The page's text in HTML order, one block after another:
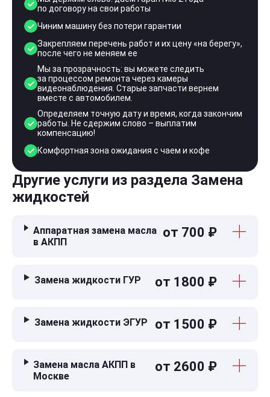
по договору на свои работы
Чиним машину без потери гарантии
Закрепляем перечень работ и их цену «на берегу»,
после чего не меняем ее
Мы за прозрачность: вы можете следить
за процессом ремонта через камеры
видеонаблюдения. Старые запчасти вернем
вместе с автомобилем.
Определяем точную дату и время, когда закончим
работы. Не сдержим слово – выплатим
компенсацию!
Комфортная зона ожидания с чаем и кофе
Другие услуги из раздела Замена
жидкостей
Аппаратная замена масла
в АКПП
от 700 ₽
Замена жидкости ГУР от 1800 ₽
Замена жидкости ЭГУР от 1500 ₽
Замена масла АКПП в
Москве
от 2600 ₽